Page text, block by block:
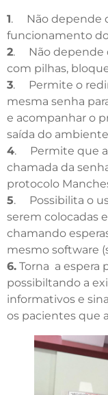
1. Não depende
funcionamento
2. Não depende
com pilhas,
3. Permite o
mesma senha
e acompanhar o
saída do
4. Permite que
chamada da
protocolo
5. Possibilita o
serem colocadas
chamando
mesmo software
6. Torna a espera
possibiltando a
informativos e
os pacientes que